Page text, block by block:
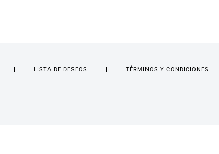
LISTA DE DESEOS TÉRMINOS Y CONDICIONES